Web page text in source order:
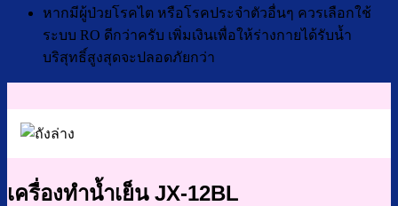
หากมีผู้ป่วยโรคไต หรือโรคประจำตัวอื่นๆ ควรเลือกใช้
ระบบ RO ดีกว่าครับ เพิ่มเงินเพื่อให้ร่างกายได้รับน้ำ
บริสุทธิ์สูงสุดจะปลอดภัยกว่า
เครื่องทำน้ำเย็น JX-12BL